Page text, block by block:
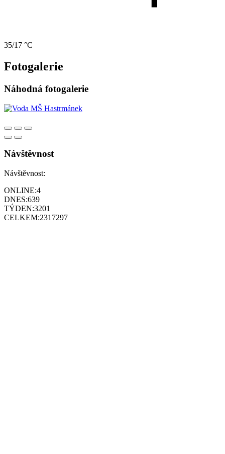
35/17 °C
Fotogalerie
Náhodná fotogalerie
Návštěvnost
Návštěvnost:
ONLINE:4
DNES:639
TÝDEN:3201
CELKEM:2317297